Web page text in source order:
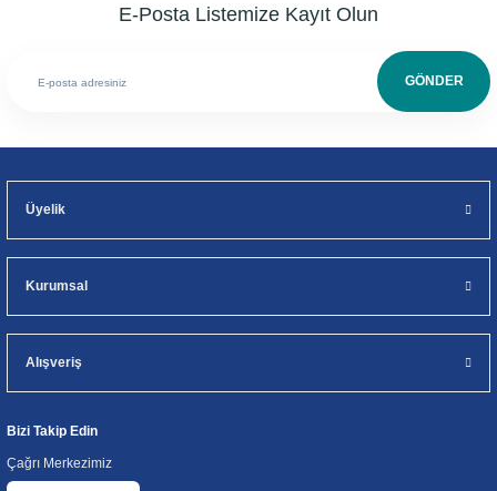
E-Posta Listemize Kayıt Olun
GÖNDER
Üyelik
Kurumsal
Alışveriş
Bizi Takip Edin
Çağrı Merkezimiz